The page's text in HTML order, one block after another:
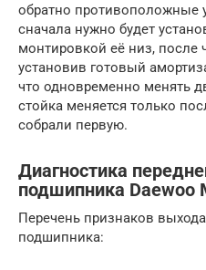
обратно противоположные
сначала нужно будет
монтировкой её низ, после
установив готовый
что одновременно менять
стойка меняется только
собрали первую.
Диагностика
подшипника Daewoo
Перечень признаков
подшипника: